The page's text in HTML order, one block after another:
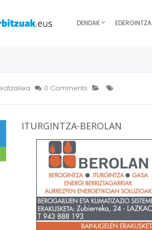
DENDAK EDERGINTZA
0 Comments
ITURGINTZA-BEROLAN